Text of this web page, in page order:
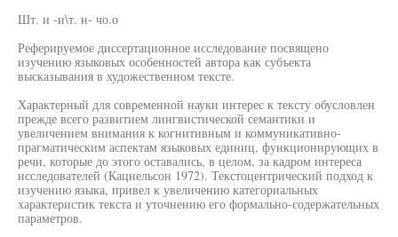
Шт. и -и\т. н- чо.о
Реферируемое диссертационное исследование посвящено
изучению языковых особенностей автора как субъекта
высказывания в художественном тексте.
Характерный для современной науки интерес к тексту обусловлен
прежде всего развитием лингвистической семантики и
увеличением внимания к когнитивным и коммуникативно-
прагматическим аспектам языковых единиц, функционирующих в
речи, которые до этого оставались, в целом, за кадром интереса
исследователей (Кацнельсон 1972). Текстоцентрический подход к
изучению языка, привел к увеличению категориальных
характеристик текста и уточнению его формально-содержательных
параметров.